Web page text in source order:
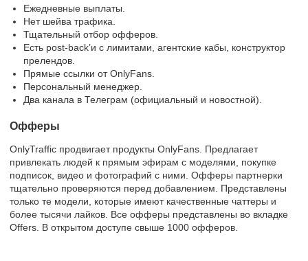
Ежедневные выплаты.
Нет шейва трафика.
Тщательный отбор офферов.
Есть post-back’и с лимитами, агентские кабы, конструктор
прелендов.
Прямые ссылки от OnlyFans.
Персональный менеджер.
Два канала в Телеграм (официальный и новостной).
Офферы
OnlyTraffic продвигает продукты OnlyFans. Предлагает
привлекать людей к прямым эфирам с моделями, покупке
подписок, видео и фотографий с ними. Офферы партнерки
тщательно проверяются перед добавлением. Представлены
только те модели, которые имеют качественные чаттеры и
более тысячи лайков. Все офферы представлены во вкладке
Offers. В открытом доступе свыше 1000 офферов.